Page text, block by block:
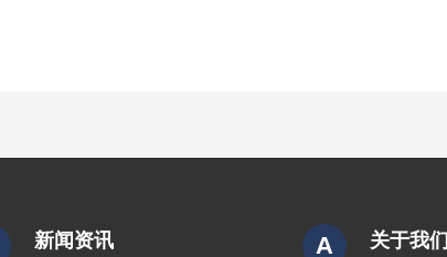
新闻资讯 A 关于我们